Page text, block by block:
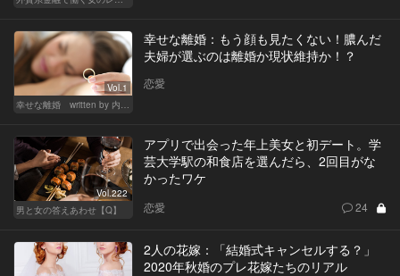
Vol.1
幸せな離婚 written by 内埜さくら
幸せな離婚：もう顔も見たくない！膿んだ
夫婦が選ぶのは離婚か現状維持か！？
恋愛
Vol.222
男と女の答えあわせ【Q】
アプリで出会った年上美女と初デート。学
芸大学駅の和食店を選んだら、2回目がな
かったワケ
恋愛 24
2人の花嫁：「結婚式キャンセルする？」
2020年秋婚のプレ花嫁たちのリアル